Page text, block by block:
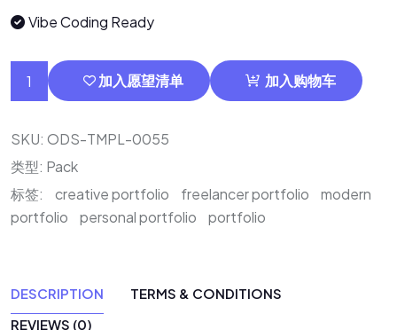
Vibe Coding Ready
加入愿望清单 加入购物车
SKU: ODS-TMPL-0055
类型: Pack
标签:
creative portfolio freelancer portfolio
modern
portfolio
personal portfolio portfolio
DESCRIPTION
TERMS & CONDITIONS
REVIEWS (0)